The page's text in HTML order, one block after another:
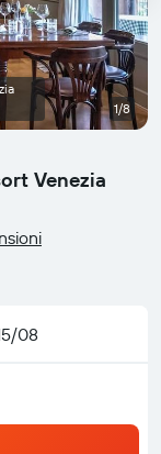
Venezia
08
1/8